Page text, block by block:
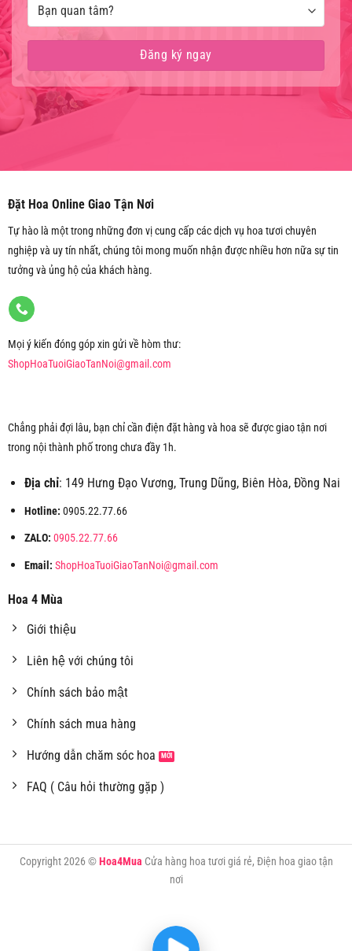
Đặt Hoa Online Giao Tận Nơi
Tự hào là một trong những đơn vị cung cấp các dịch vụ hoa tươi chuyên
nghiệp và uy tín nhất, chúng tôi mong muốn nhận được nhiều hơn nữa sự tin
tưởng và ủng hộ của khách hàng.
Mọi ý kiến đóng góp xin gửi về hòm thư:
ShopHoaTuoiGiaoTanNoi@gmail.com
Chẳng phải đợi lâu, bạn chỉ cần điện đặt hàng và hoa sẽ được giao tận nơi
trong nội thành phố trong chưa đầy 1h.
Địa chỉ: 149 Hưng Đạo Vương, Trung Dũng, Biên Hòa, Đồng Nai
Hotline: 0905.22.77.66
ZALO: 0905.22.77.66
Email: ShopHoaTuoiGiaoTanNoi@gmail.com
Hoa 4 Mùa
Giới thiệu
Liên hệ với chúng tôi
Chính sách bảo mật
Chính sách mua hàng
Hướng dẫn chăm sóc hoa
FAQ ( Câu hỏi thường gặp )
Copyright 2026 ©Hoa4Mua Cửa hàng hoa tươi giá rẻ, Điện hoa giao tận
nơi